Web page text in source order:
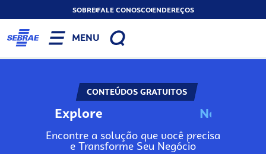
SOBREFALE CONOSCOENDEREÇOS
MENU
CONTEÚDOS GRATUITOS
Explore N
Encontre a solução que você precisa
e Transforme Seu Negócio